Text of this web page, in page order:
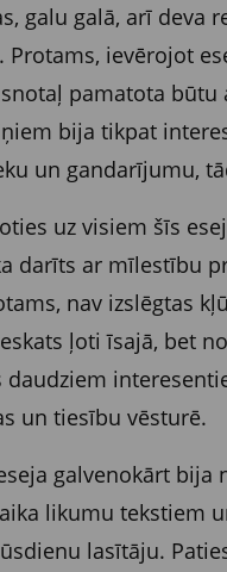
galu galā, arī
Protams, ievērojot
pamatota
bija tikpat
un gandarījumu,
uz visiem šīs
darīts ar mīlestību
nav izslēgtas
ļoti īsajā, bet
daudziem
un tiesību vēsturē.
galvenokārt bija
likumu tekstiem
lasītāju.